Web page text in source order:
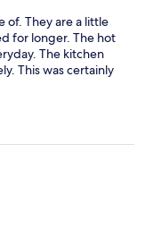
of. They are a little
for longer. The hot
The kitchen
This was certainly